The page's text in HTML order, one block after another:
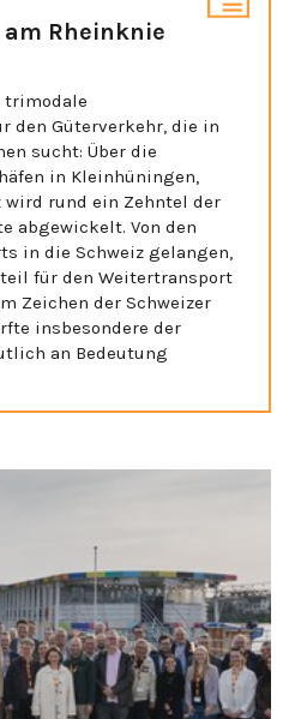
Rheinknie
trimodale
den Güterverkehr, die in
sucht: Über die
in Kleinhüningen,
rund ein Zehntel der
abgewickelt. Von den
in die Schweiz gelangen,
für den Weitertransport
Zeichen der Schweizer
insbesondere der
an Bedeutung